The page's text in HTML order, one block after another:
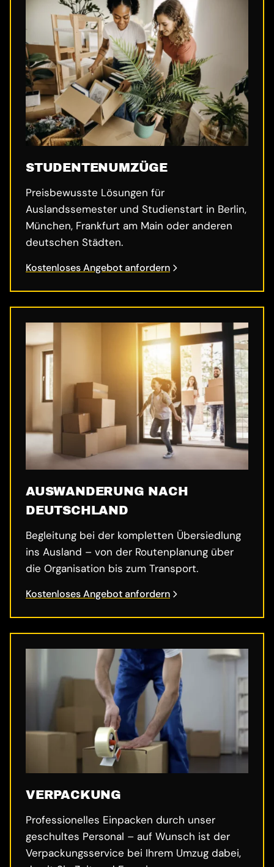
STUDENTENUMZÜGE
Preisbewusste Lösungen für
Auslandssemester und Studienstart in Berlin,
München, Frankfurt am Main oder anderen
deutschen Städten.
Kostenloses Angebot anfordern
AUSWANDERUNG NACH
DEUTSCHLAND
Begleitung bei der kompletten Übersiedlung
ins Ausland – von der Routenplanung über
die Organisation bis zum Transport.
Kostenloses Angebot anfordern
VERPACKUNG
Professionelles Einpacken durch unser
geschultes Personal – auf Wunsch ist der
Verpackungsservice bei Ihrem Umzug dabei,